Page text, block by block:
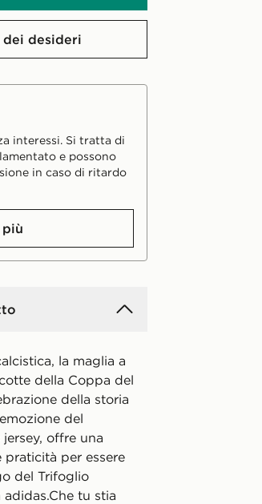
desideri
interessi. Si tratta di
e possono
in caso di ritardo
la maglia a
della Coppa del
della storia
del
offre una
praticità per essere
del Trifoglio
tu stia